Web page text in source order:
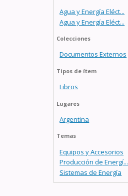
Agua y Energía Eléct...
Agua y Energía Eléct...
Colecciones
Documentos Externos
Tipos de ítem
Libros
Lugares
Argentina
Temas
Equipos y Accesorios
Producción de Energí...
Sistemas de Energía